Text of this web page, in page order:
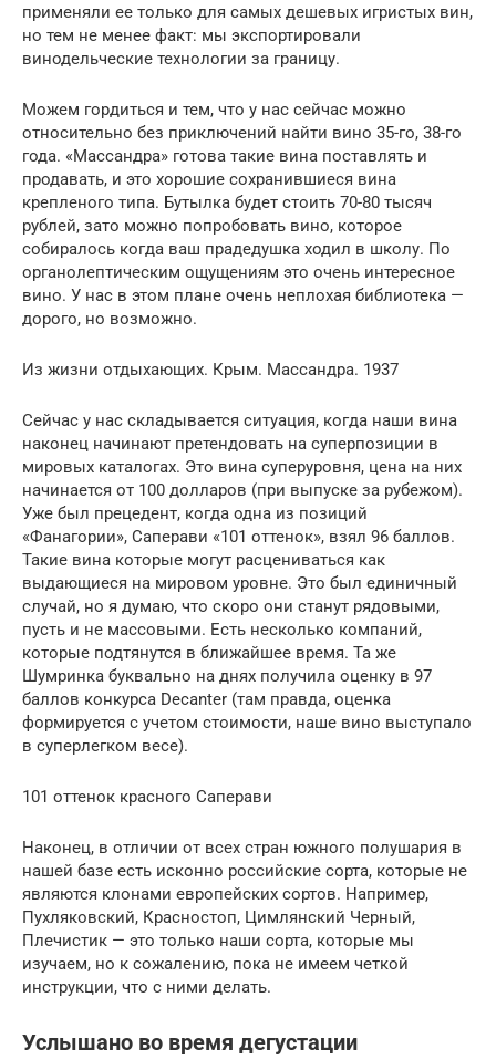
применяли ее только для самых дешевых игристых вин,
но тем не менее факт: мы экспортировали
винодельческие технологии за границу.
Можем гордиться и тем, что у нас сейчас можно
относительно без приключений найти вино 35-го, 38-го
года. «Массандра» готова такие вина поставлять и
продавать, и это хорошие сохранившиеся вина
крепленого типа. Бутылка будет стоить 70-80 тысяч
рублей, зато можно попробовать вино, которое
собиралось когда ваш прадедушка ходил в школу. По
органолептическим ощущениям это очень интересное
вино. У нас в этом плане очень неплохая библиотека —
дорого, но возможно.
Из жизни отдыхающих. Крым. Массандра. 1937
Сейчас у нас складывается ситуация, когда наши вина
наконец начинают претендовать на суперпозиции в
мировых каталогах. Это вина суперуровня, цена на них
начинается от 100 долларов (при выпуске за рубежом).
Уже был прецедент, когда одна из позиций
«Фанагории», Саперави «101 оттенок», взял 96 баллов.
Такие вина которые могут расцениваться как
выдающиеся на мировом уровне. Это был единичный
случай, но я думаю, что скоро они станут рядовыми,
пусть и не массовыми. Есть несколько компаний,
которые подтянутся в ближайшее время. Та же
Шумринка буквально на днях получила оценку в 97
баллов конкурса Decanter (там правда, оценка
формируется с учетом стоимости, наше вино выступало
в суперлегком весе).
101 оттенок красного Саперави
Наконец, в отличии от всех стран южного полушария в
нашей базе есть исконно российские сорта, которые не
являются клонами европейских сортов. Например,
Пухляковский, Красностоп, Цимлянский Черный,
Плечистик — это только наши сорта, которые мы
изучаем, но к сожалению, пока не имеем четкой
инструкции, что с ними делать.
Услышано во время дегустации